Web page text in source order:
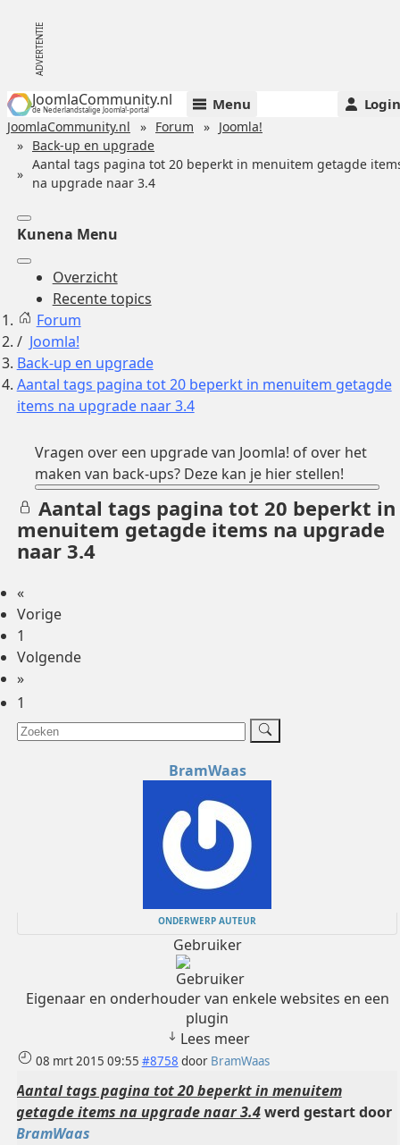
JoomlaCommunity.nl
de Nederlandstalige Joomla!-portal Menu Login
JoomlaCommunity.nl Forum
Joomla!
Back-up en upgrade
Aantal tags pagina tot 20 beperkt in menuitem getagde
na upgrade naar 3.4
Kunena Menu
Overzicht
Recente topics
Forum
Joomla!
Back-up en upgrade
Aantal tags pagina tot 20 beperkt in menuitem getagde
items na upgrade naar 3.4
Vragen over een upgrade van Joomla! of over het
maken van back-ups? Deze kan je hier stellen!
Aantal tags pagina tot 20 beperkt in
menuitem getagde items na upgrade
naar 3.4
«
Vorige
1
Volgende
»
1
BramWaas
ONDERWERP AUTEUR
Gebruiker
Eigenaar en onderhouder van enkele websites en een
plugin
Lees meer
08 mrt 2015 09:55 #8758 door BramWaas
Aantal tags pagina tot 20 beperkt in menuitem
getagde items na upgrade naar 3.4werd gestart door
BramWaas